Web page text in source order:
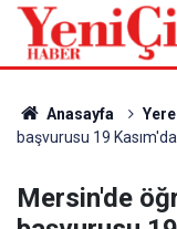
Anasayfa Yerel
başvurusu 19
Mersin'de